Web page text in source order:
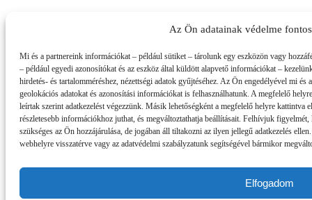
Az Ön adatainak védelme
Mi és a partnereink információkat – például sütiket – tárolunk egy eszközön vagy
– például egyedi azonosítókat és az eszköz által küldött alapvető információkat –
hirdetés- és tartalomméréshez, nézettségi adatok gyűjtéséhez. Az Ön engedélyével mi
geolokációs adatokat és azonosítási információkat is felhasználhatunk. A megfelelő
leírtak szerint adatkezelést végezzünk. Másik lehetőségként a megfelelő helyre kattintva
részletesebb információkhoz juthat, és megváltoztathatja beállításait. Felhívjuk
szükséges az Ön hozzájárulása, de jogában áll tiltakozni az ilyen jellegű adatkezelés
webhelyre visszatérve vagy az adatvédelmi szabályzatunk segítségével bármikor
Elfogadom